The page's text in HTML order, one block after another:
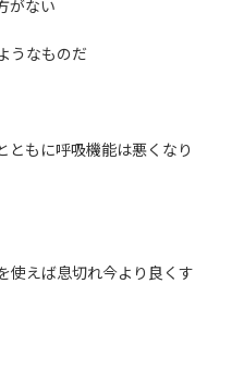
がない
うなものだ
ともに呼吸機能は悪くなり
使えば息切れ今より良くす